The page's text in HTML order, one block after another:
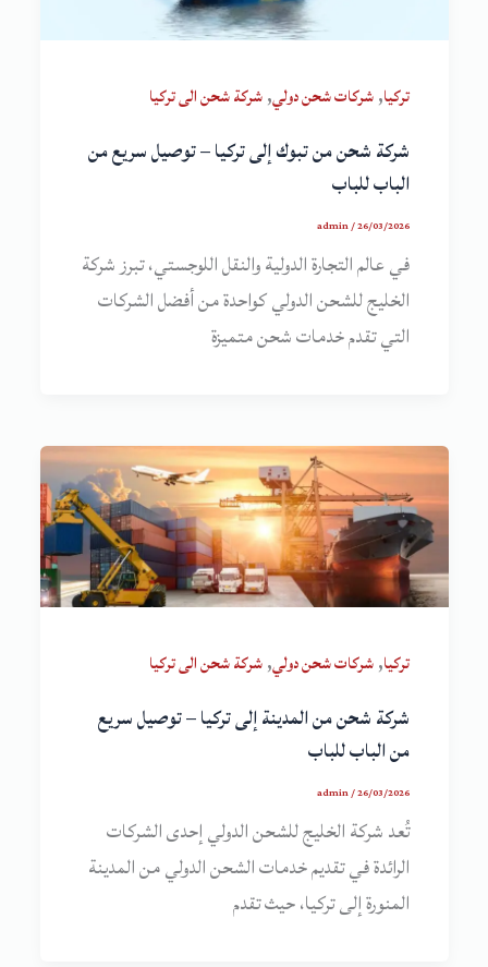
تركيا,شركات شحن دولي,شركة شحن الى تركيا
شركة شحن من تبوك إلى تركيا – توصيل سريع من
الباب للباب
admin/26/03/2026
في عالم التجارة الدولية والنقل اللوجستي، تبرز شركة
الخليج للشحن الدولي كواحدة من أفضل الشركات
التي تقدم خدمات شحن متميزة
تركيا,شركات شحن دولي,شركة شحن الى تركيا
شركة شحن من المدينة إلى تركيا – توصيل سريع
من الباب للباب
admin/26/03/2026
تُعد شركة الخليج للشحن الدولي إحدى الشركات
الرائدة في تقديم خدمات الشحن الدولي من المدينة
المنورة إلى تركيا، حيث تقدم